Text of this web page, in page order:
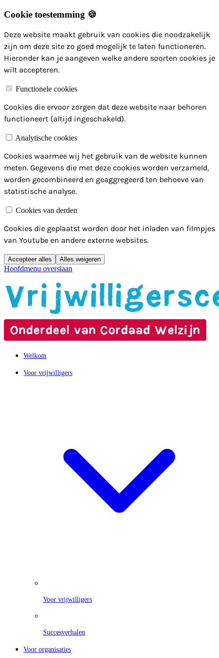
Cookie toestemming 🍪
Deze website maakt gebruik van cookies die noodzakelijk
zijn om deze site zo goed mogelijk te laten functioneren.
Hieronder kan je aangeven welke andere soorten cookies je
wilt accepteren.
Functionele cookies
Cookies die ervoor zorgen dat deze website naar behoren
functioneert (altijd ingeschakeld).
Analytische cookies
Cookies waarmee wij het gebruik van de website kunnen
meten. Gegevens die met deze cookies worden verzameld,
worden gecombineerd en geaggregeerd ten behoeve van
statistische analyse.
Cookies van derden
Cookies die geplaatst worden door het inladen van filmpjes
van Youtube en andere externe websites.
Accepteer alles Alles weigeren
Hoofdmenu overslaan
Welkom
Voor vrijwilligers
Voor vrijwilligers
Succesverhalen
Voor organisaties